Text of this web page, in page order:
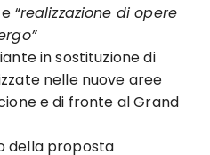
“realizzazione di opere
in sostituzione di
nelle nuove aree
e di fronte al Grand
della proposta